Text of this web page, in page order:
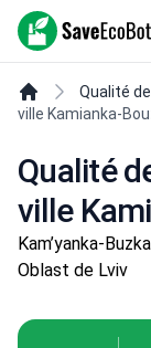
SaveEcoBot
Qualité
ville Kamianka-
Qualité
ville
Kam’yanka-
Oblast de Lviv